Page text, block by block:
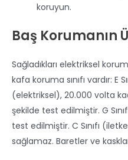
koruyun.
Baş Korumanın
Sağladıkları elektriksel
kafa koruma sınıfı vardır: E
(elektriksel), 20.000 volta
şekilde test edilmiştir. G
test edilmiştir. C Sınıfı
sağlamaz. Baretler ve